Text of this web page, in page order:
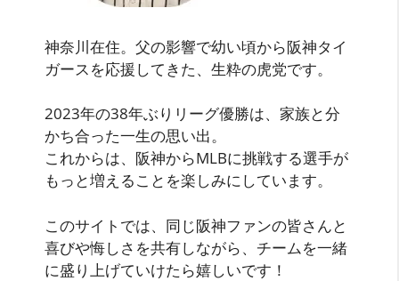
神奈川在住。父の影響で幼い頃から阪神タイ
ガースを応援してきた、生粋の虎党です。
2023年の38年ぶりリーグ優勝は、家族と分
かち合った一生の思い出。
これからは、阪神からMLBに挑戦する選手が
もっと増えることを楽しみにしています。
このサイトでは、同じ阪神ファンの皆さんと
喜びや悔しさを共有しながら、チームを一緒
に盛り上げていけたら嬉しいです！